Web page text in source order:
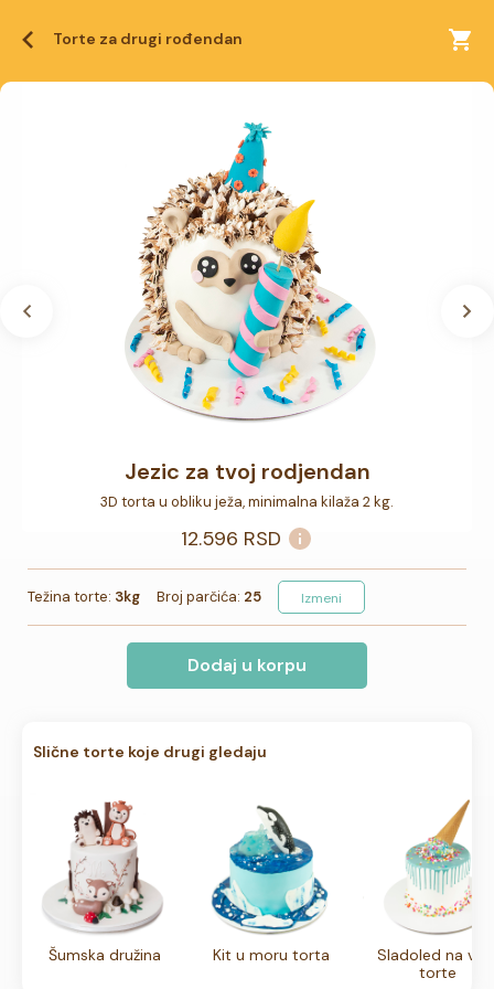
Torte za drugi rođendan
Jezic za tvoj rodjendan
3D torta u obliku ježa, minimalna kilaža 2 kg.
12.596 RSD
Težina torte: 3kg Broj parčića: 25 Izmeni
Dodaj u korpu
Slične torte koje drugi gledaju
Šumska družina Kit u moru torta
Sladoled na
torte